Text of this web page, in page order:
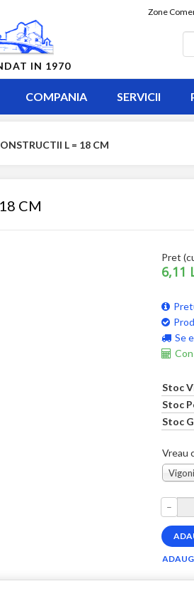
IN 1970
Zone
COMPANIA SERVICII
L = 18 CM
CM
Pret
6,11
Se
Stoc
Stoc
Stoc
Vreau
–